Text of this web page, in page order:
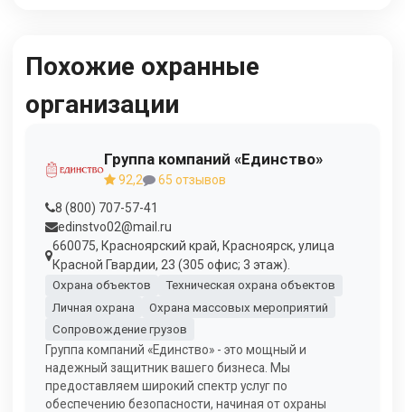
Похожие охранные
организации
Группа компаний «Единство»
92,2
65 отзывов
8 (800) 707-57-41
edinstvo02@mail.ru
660075, Красноярский край, Красноярск, улица
Красной Гвардии, 23 (305 офис; 3 этаж).
Охрана объектов
Техническая охрана объектов
Личная охрана
Охрана массовых мероприятий
Сопровождение грузов
Группа компаний «Единство» - это мощный и
надежный защитник вашего бизнеса. Мы
предоставляем широкий спектр услуг по
обеспечению безопасности, начиная от охраны